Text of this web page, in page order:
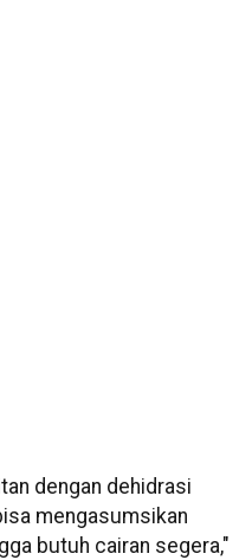
dengan dehidrasi
mengasumsikan
butuh cairan segera,"